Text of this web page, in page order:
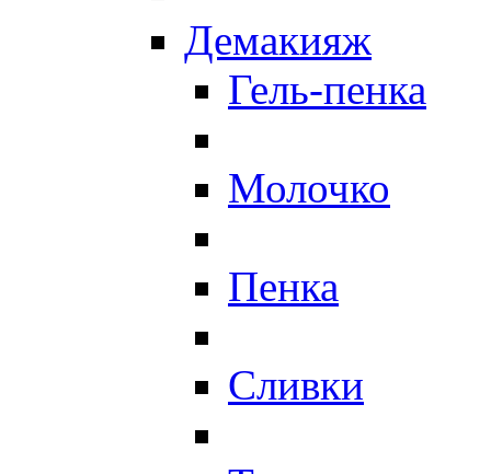
Демакияж
Гель-пенка
Молочко
Пенка
Сливки